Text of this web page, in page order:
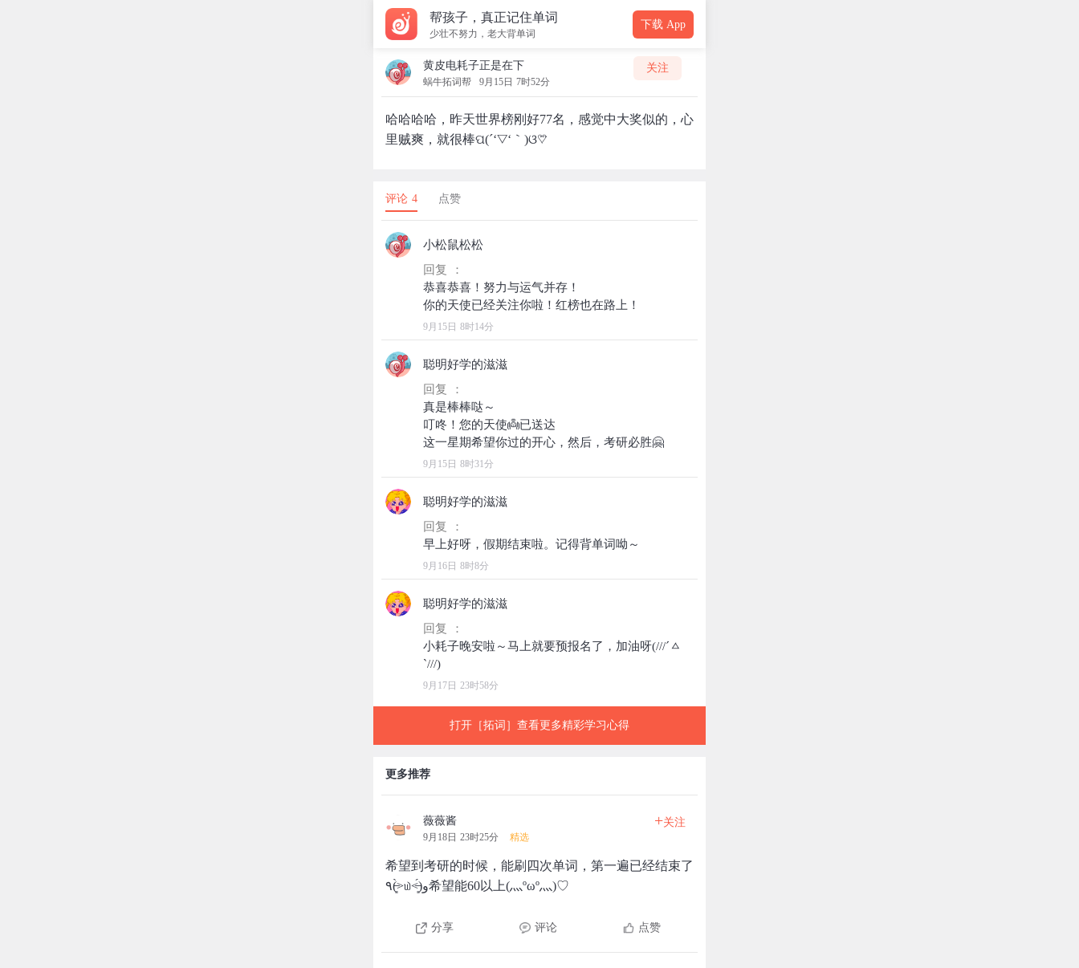
帮孩子，真正记住单词
少壮不努力，老大背单词
下载 App
黄皮电耗子正是在下
蜗牛拓词帮 9月15日 7时52分
关注
哈哈哈哈，昨天世界榜刚好77名，感觉中大奖似的，心
里贼爽，就很棒ପ(´‘▽‘｀)ଓ♡⃛
评论 4 点赞
小松鼠松松
回复 ：
恭喜恭喜！努力与运气并存！
9月15日 8时14分
聪明好学的滋滋
回复 ：
真是棒棒哒～
叮咚！您的天使👼已送达
9月15日 8时31分
聪明好学的滋滋
回复 ：
9月16日 8时8分
聪明好学的滋滋
回复 ：
小耗子晚安啦～马上就要预报名了，加油呀(///ˊㅿ
9月17日 23时58分
打开［拓词］查看更多精彩学习心得
更多推荐
薇薇酱
9月18日 23时25分 精选
+关注
希望到考研的时候，能刷四次单词，第一遍已经结束了
٩(˃̶͈̀௰˂̶͈́)و希望能60以上(灬ºωº灬)♡
分享 评论 点赞